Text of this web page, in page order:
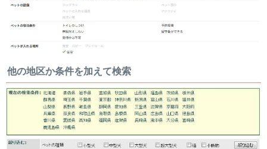
他の地区か条件を加えて検索